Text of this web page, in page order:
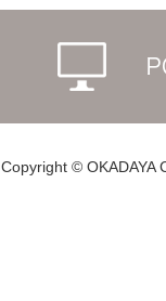
Copyright © OKADAYA